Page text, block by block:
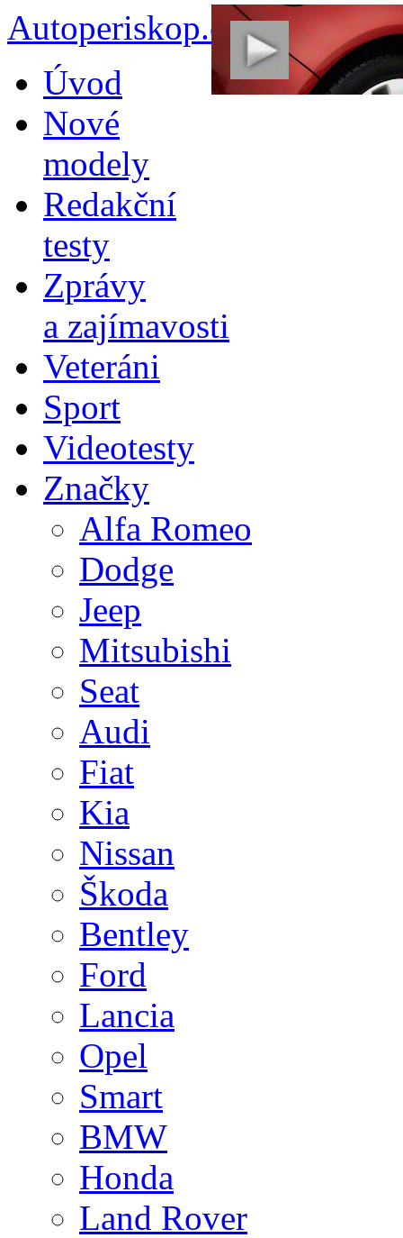
Autoperiskop.cz –
obsahu
webu
Úvod
Nové
modely
Redakční
testy
Zprávy
a zajímavosti
Veteráni
Sport
Videotesty
Značky
Alfa Romeo
Dodge
Jeep
Mitsubishi
Seat
Audi
Fiat
Kia
Nissan
Škoda
Bentley
Ford
Lancia
Opel
Smart
BMW
Honda
Land Rover